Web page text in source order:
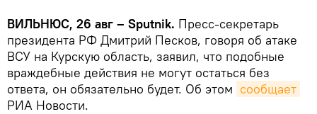
ВИЛЬНЮС, 26 авг – Sputnik. Пресс-секретарь
президента РФ Дмитрий Песков, говоря об атаке
ВСУ на Курскую область, заявил, что подобные
враждебные действия не могут остаться без
ответа, он обязательно будет. Об этом сообщает
РИА Новости.